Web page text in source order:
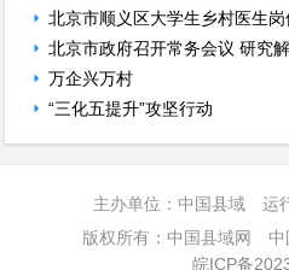
北京市顺义区大学生乡村医生
北京市政府召开常务会议 研究
万企兴万村
“三化五提升”攻坚行动
主办单位：中国县域 运
版权所有：中国县域网
皖ICP备